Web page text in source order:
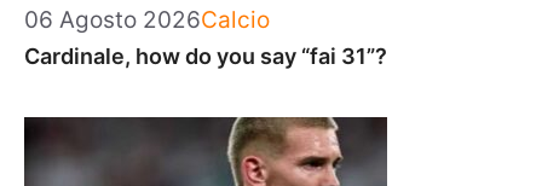
06 Agosto 2026Categorie
Calcio
Cardinale, how do you say “fai 31”?